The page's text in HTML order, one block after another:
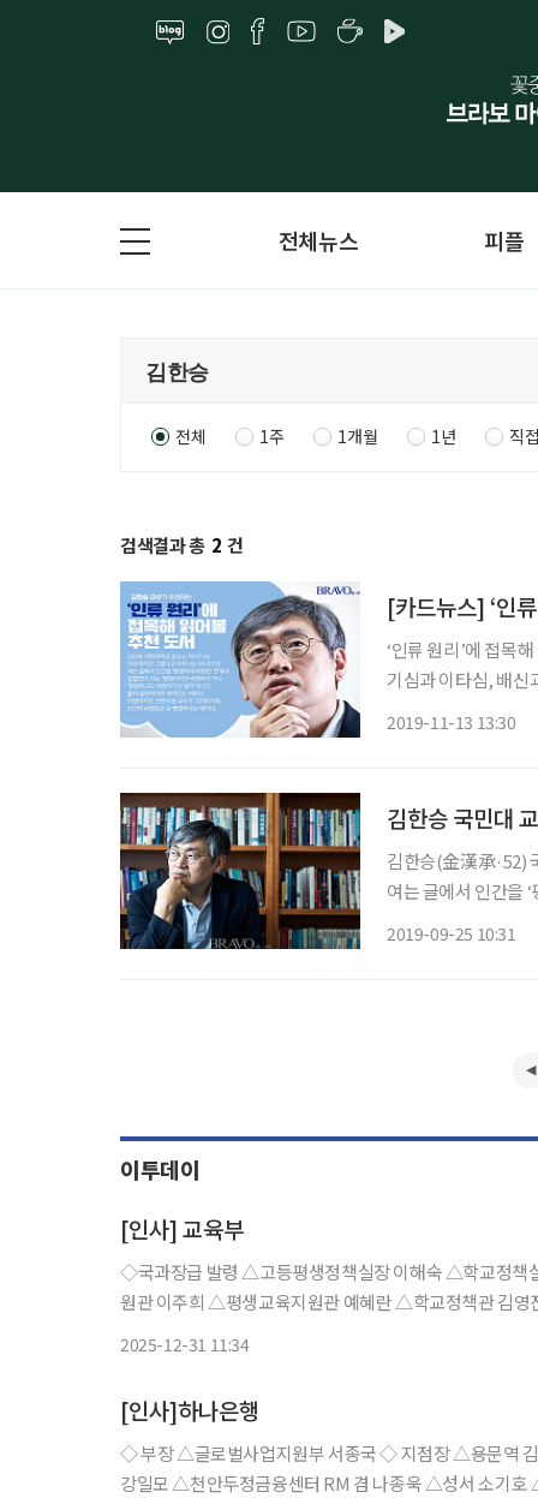
전체뉴스 피플
전체 1주 1개월 1년 직
검색결과 총 2 건
[카드뉴스] ‘인
‘인류 원리’에 접목해 읽어볼 추
기심과 이타심, 배신
2019-11-13 13:30
김한승 국민대
김한승(金漢承·52)
여는 글에서 인간을
2019-09-25 10:31
이투데이
[인사] 교육부
◇국과장급 발령 △고등평생정책실장 이해숙 △학교정책실장 장홍재 △국제교육기획관 하유경 △대학정책관 송근현 △대학지
원관 이주희 △평생교육지원관 예혜란 △학교정책관 김
2025-12-31 11:34
[인사]하나은행
◇ 부장 △글로벌사업지원부 서종국 ◇ 지점장 △용문역 김석봉 △전민동 김선영 △갈마동 김수왕 ◇ 부지점장 △울산금융센터
강일모 △천안두정금융센터 RM 겸 나종욱 △성서 소기